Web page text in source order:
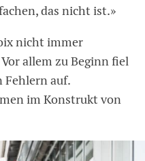
das nicht ist.»
nicht immer
allem zu Beginn fiel
Fehlern auf.
im Konstrukt von